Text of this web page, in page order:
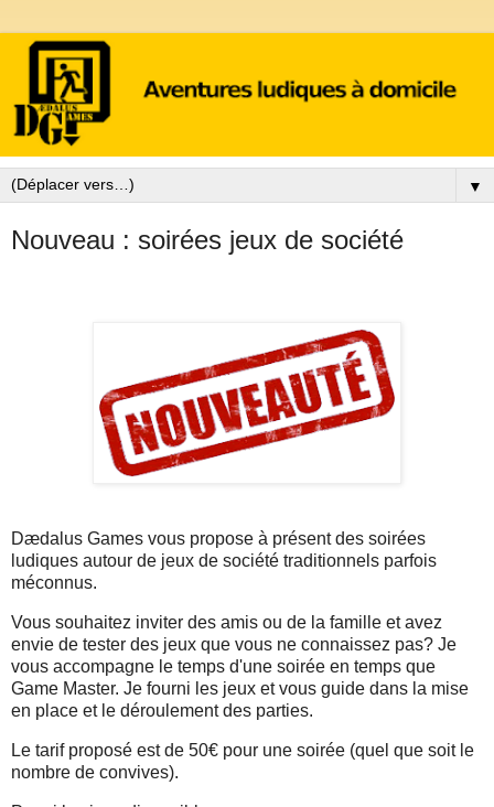
▼
Nouveau : soirées jeux de société
Dædalus Games vous propose à présent des soirées
ludiques autour de jeux de société traditionnels parfois
méconnus.
Vous souhaitez inviter des amis ou de la famille et avez
envie de tester des jeux que vous ne connaissez pas? Je
vous accompagne le temps d'une soirée en temps que
Game Master. Je fourni les jeux et vous guide dans la mise
en place et le déroulement des parties.
Le tarif proposé est de 50€ pour une soirée (quel que soit le
nombre de convives).